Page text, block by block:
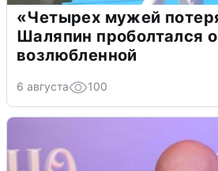
«Четырех мужей
Шаляпин проболтался
возлюбленной
6 августа 100